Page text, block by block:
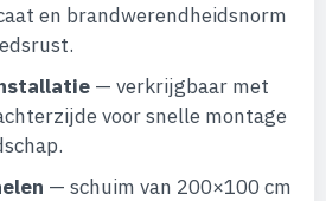
en brandwerendheidsnorm
— verkrijgbaar met
voor snelle montage
— schuim van 200×100 cm